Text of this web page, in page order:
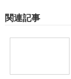
関連記事